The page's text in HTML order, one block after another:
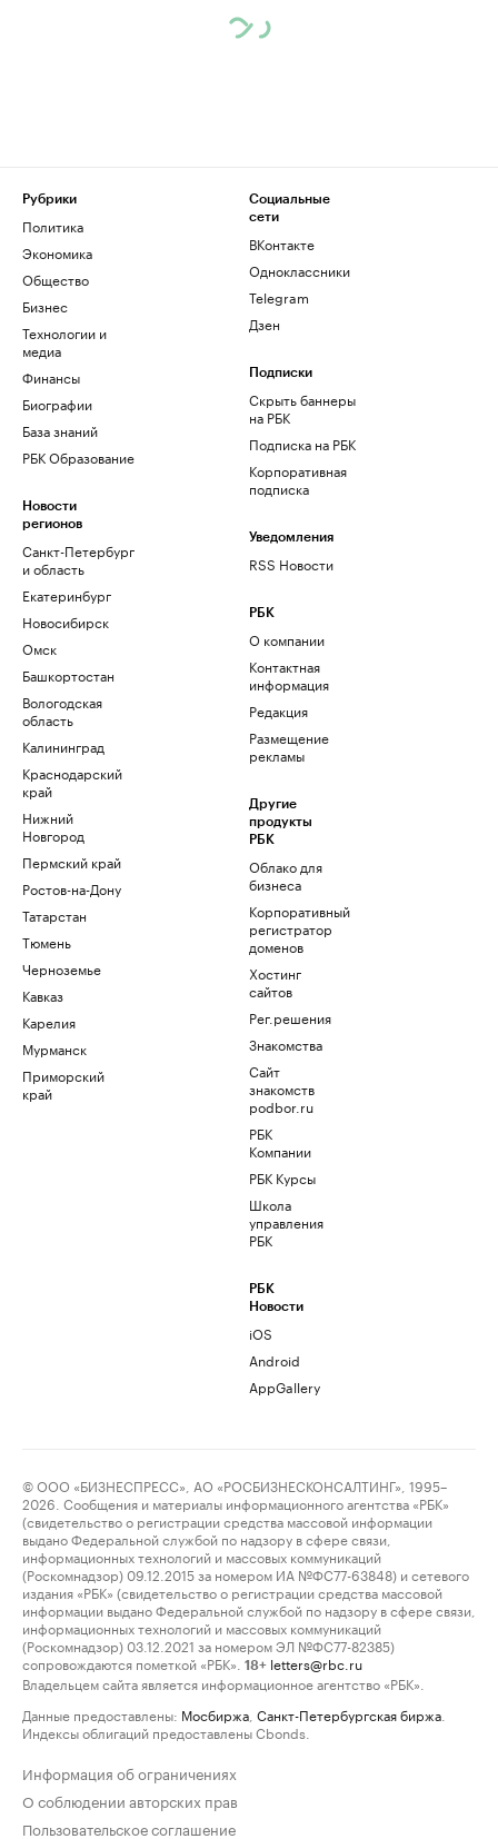
Рубрики
Политика
Экономика
Общество
Бизнес
Технологии и
медиа
Финансы
Биографии
База знаний
РБК Образование
Новости
регионов
Санкт-Петербург
и область
Екатеринбург
Новосибирск
Омск
Башкортостан
Вологодская
область
Калининград
Краснодарский
край
Нижний
Новгород
Пермский край
Ростов-на-Дону
Татарстан
Тюмень
Черноземье
Кавказ
Карелия
Мурманск
Приморский
край
Социальные
сети
ВКонтакте
Одноклассники
Telegram
Дзен
Подписки
Скрыть баннеры
на РБК
Подписка на РБК
Корпоративная
подписка
Уведомления
RSS Новости
РБК
О компании
Контактная
информация
Редакция
Размещение
рекламы
Другие
продукты
РБК
Облако для
бизнеса
Корпоративный
регистратор
доменов
Хостинг
сайтов
Рег.решения
Знакомства
Сайт
знакомств
podbor.ru
РБК
Компании
РБК Курсы
Школа
управления
РБК
РБК
Новости
iOS
Android
AppGallery
© ООО «БИЗНЕСПРЕСС», АО «РОСБИЗНЕСКОНСАЛТИНГ», 1995–
2026. Сообщения и материалы информационного агентства «РБК»
(свидетельство о регистрации средства массовой информации
выдано Федеральной службой по надзору в сфере связи,
информационных технологий и массовых коммуникаций
(Роскомнадзор) 09.12.2015 за номером ИА №ФС77-63848) и сетевого
издания «РБК» (свидетельство о регистрации средства массовой
информации выдано Федеральной службой по надзору в сфере связи,
информационных технологий и массовых коммуникаций
(Роскомнадзор) 03.12.2021 за номером ЭЛ №ФС77-82385)
сопровождаются пометкой «РБК».
18+ letters@rbc.ru
Владельцем сайта является информационное агентство «РБК».
Данные предоставлены: Мосбиржа Санкт-Петербургская биржа
Индексы облигаций предоставлены Cbonds.
Информация об ограничениях
О соблюдении авторских прав
Пользовательское соглашение